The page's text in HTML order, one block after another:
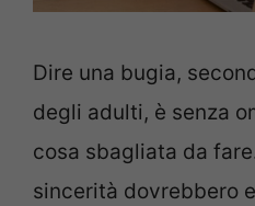
Dire una bugia,
degli adulti, è senza
cosa sbagliata da
sincerità dovrebbero